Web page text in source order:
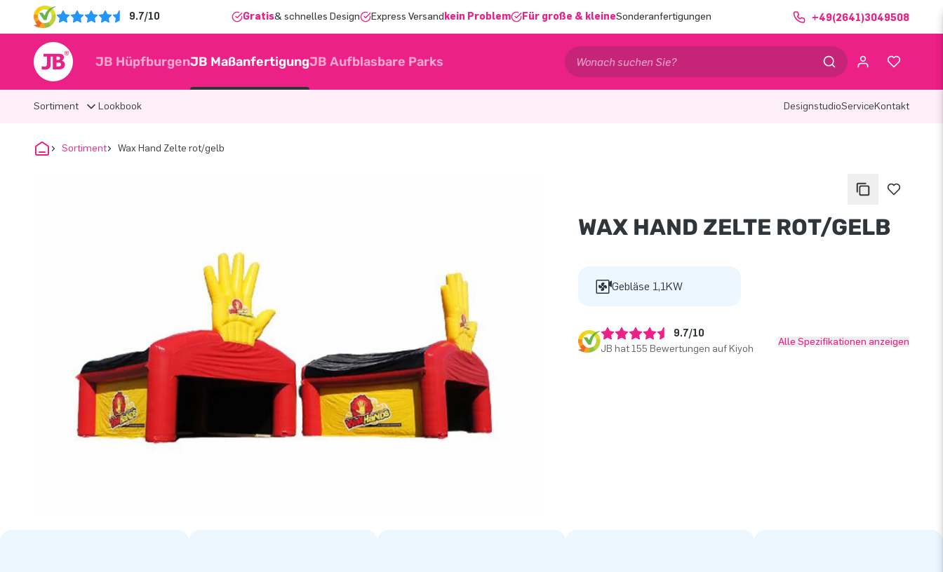
9.7/10 Gratis& schnelles Design Express Versand kein Problem Für große & kleineSonderanfertigungen +49(2641)3049508
JB HüpfburgenJB MaßanfertigungJB Aufblasbare Parks
Sortiment Lookbook DesignstudioServiceKontakt
Sortiment Wax Hand Zelte rot/gelb
WAX HAND ZELTE ROT/GELB
Gebläse 1,1KW
9.7/10
JB hat 155 Bewertungen auf Kiyoh
Alle Spezifikationen anzeigen